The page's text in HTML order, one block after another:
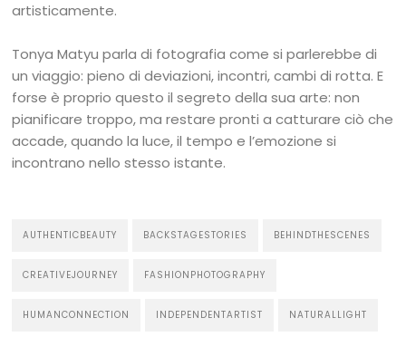
artisticamente.
Tonya Matyu parla di fotografia come si parlerebbe di
un viaggio: pieno di deviazioni, incontri, cambi di rotta. E
forse è proprio questo il segreto della sua arte: non
pianificare troppo, ma restare pronti a catturare ciò che
accade, quando la luce, il tempo e l’emozione si
incontrano nello stesso istante.
AUTHENTICBEAUTY BACKSTAGESTORIES BEHINDTHESCENES
CREATIVEJOURNEY FASHIONPHOTOGRAPHY
HUMANCONNECTION INDEPENDENTARTIST NATURALLIGHT